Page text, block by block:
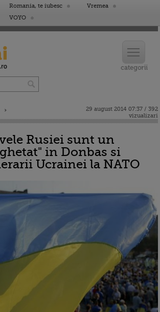
Romania, te iubesc
Vremea
VOYO
29 august 2014 07:37 / 392
vizualizari
Rusiei sunt un
in Donbas si
Ucrainei la NATO